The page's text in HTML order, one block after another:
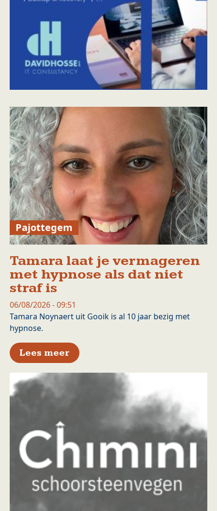
Pajottegem
Tamara laat je vermageren
met hypnose als dat niet
straf is
06/08/2026 - 09:51
Tamara Noynaert uit Gooik is al 10 jaar bezig met
hypnose.
Lees meer over Tamara laat je